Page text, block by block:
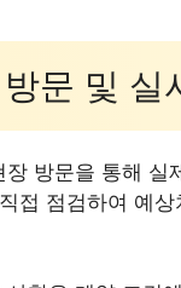
문 및 실
방문을 통해
접 점검하여 예